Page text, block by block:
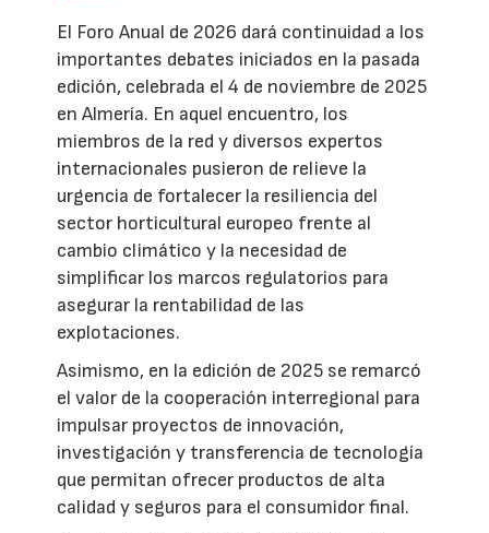
El Foro Anual de 2026 dará continuidad a los
importantes debates iniciados en la pasada
edición, celebrada el 4 de noviembre de 2025
en Almería. En aquel encuentro, los
miembros de la red y diversos expertos
internacionales pusieron de relieve la
urgencia de fortalecer la resiliencia del
sector horticultural europeo frente al
cambio climático y la necesidad de
simplificar los marcos regulatorios para
asegurar la rentabilidad de las
explotaciones.
Asimismo, en la edición de 2025 se remarcó
el valor de la cooperación interregional para
impulsar proyectos de innovación,
investigación y transferencia de tecnología
que permitan ofrecer productos de alta
calidad y seguros para el consumidor final.